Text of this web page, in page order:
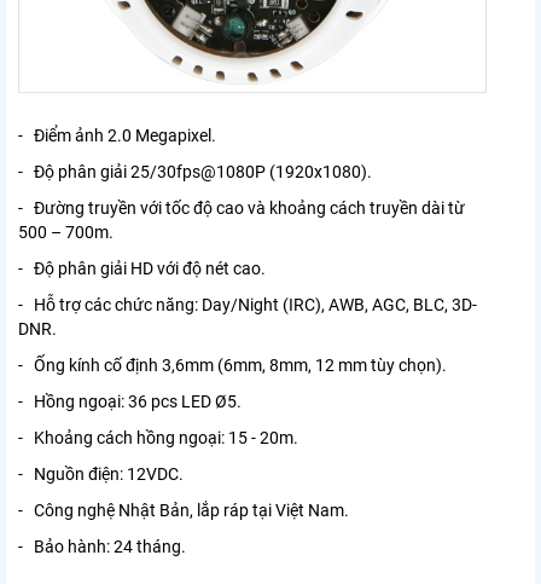
- Điểm ảnh 2.0 Megapixel.
- Độ phân giải 25/30fps@1080P (1920x1080).
- Đường truyền với tốc độ cao và khoảng cách truyền dài từ
500 – 700m.
- Độ phân giải HD với độ nét cao.
- Hỗ trợ các chức năng: Day/Night (IRC), AWB, AGC, BLC, 3D-
DNR.
- Ống kính cố định 3,6mm (6mm, 8mm, 12 mm tùy chọn).
- Hồng ngoại: 36 pcs LED Ø5.
- Khoảng cách hồng ngoại: 15 - 20m.
- Nguồn điện: 12VDC.
- Công nghệ Nhật Bản, lắp ráp tại Việt Nam.
- Bảo hành: 24 tháng.